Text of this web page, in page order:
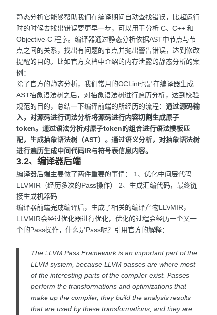
静态分析它能够帮助我们在编译期间自动查找错误，比起运行
时的时候去找出错误要更早一步，可以用于分析 C、C++ 和
Objective-C 程序。编译器通过静态分析依据AST中节点与节
点之间的关系，找出有问题的节点并抛出警告错误，达到修改
提醒的目的。比如官方文档中介绍的内存泄露的静态分析的案
例：
除了官方的静态分析，我们常用的OCLint也是在编译器生成
AST抽象语法树之后，对抽象语法树进行遍历分析，达到校验
规范的目的，总结一下编译前端的所经历的流程： 通过源码输
入，对源码进行词法分析将源码进行内容切割生成原子
token。通过语法分析对原子token的组合进行语法模板匹
配，生成抽象语法树（AST）。通过语义分析，对抽象语法树
进行遍历生成中间代码IR与符号表信息内容。
3.2、编译器后端
编译器后端主要做了两件重要的事情： 1、优化中间层代码
LLVMIR（经历多次的Pass操作） 2、生成汇编代码，最终链
接生成机器码
编译器前端完成编译后，生成了相关的编译产物LLVMIR，
LLVMIR会经过优化器进行优化，优化的过程会经历一个又一
个的Pass操作，什么是Pass呢？引用官方的解释：
The LLVM Pass Framework is an important part of the
LLVM system, because LLVM passes are where most
of the interesting parts of the compiler exist. Passes
perform the transformations and optimizations that
make up the compiler, they build the analysis results
that are used by these transformations, and they are,